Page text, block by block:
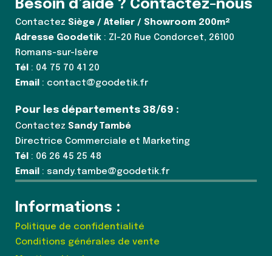
Besoin d’aide ? Contactez-nous
Contactez Siège / Atelier / Showroom 200m²
Adresse Goodetik: ZI-20 Rue Condorcet, 26100
Romans-sur-Isère
Tél : 04 75 70 41 20
Email : contact@goodetik.fr
Pour les départements 38/69 :
Contactez Sandy També
Directrice Commerciale et Marketing
Tél : 06 26 45 25 48
Email : sandy.tambe@goodetik.fr
Informations :
Politique de confidentialité
Conditions générales de vente